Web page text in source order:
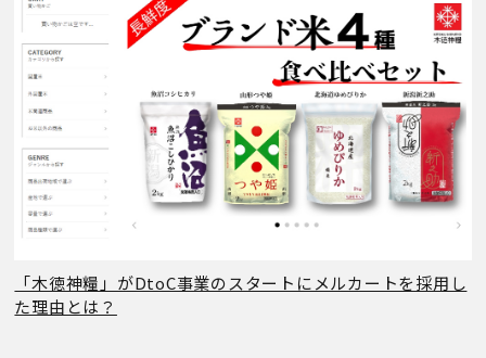
「木徳神糧」がDtoC事業のスタートにメルカートを採用し
た理由とは？